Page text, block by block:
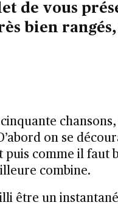
de vous
bien
on se
puis comme il faut
combine.
être un